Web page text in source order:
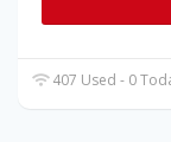
407 Used - 0